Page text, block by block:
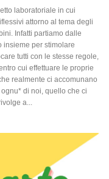
laboratoriale in cui
attorno al tema degli
Infatti partiamo dalle
insieme per stimolare
tutti con le stesse regole,
cui effettuare le proprie
realmente ci accomunano
di noi, quello che ci
a...